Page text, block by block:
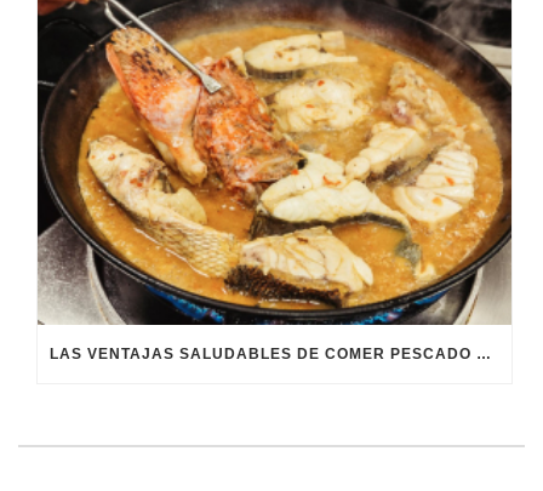
LAS VENTAJAS SALUDABLES DE COMER PESCADO FRESCO